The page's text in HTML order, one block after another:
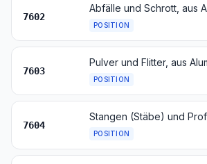
7602
Abfälle und Schrott, aus
POSITION
7603
Pulver und Flitter, aus
POSITION
7604
POSITION